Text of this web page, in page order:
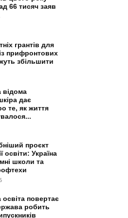
66 тисяч заяв
грантів для
прифронтових
збільшити
відома
дає
те, як життя
проєкт
освіти: Україна
школи та
повертає
робить